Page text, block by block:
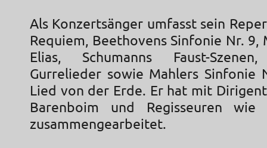
Als Konzertsänger umfasst sein
Requiem, Beethovens Sinfonie Nr. 9,
Elias, Schumanns Faust-
Gurrelieder sowie Mahlers Sinfonie
Lied von der Erde. Er hat mit
Barenboim und Regisseuren
zusammengearbeitet.